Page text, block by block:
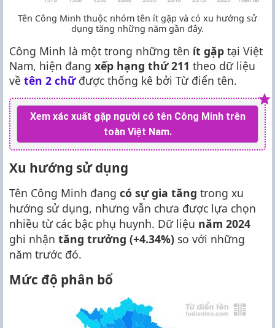
Tên Công Minh thuộc nhóm tên ít gặp và có xu hướng sử
dụng tăng những năm gần đây.
Công Minh là một trong những tên ít gặp tại Việt
Nam, hiện đang xếp hạng thứ 211 theo dữ liệu
về tên 2 chữđược thống kê bởi Từ điển tên.
Xem xác xuất gặp người có tên Công Minh trên
toàn Việt Nam.
Xu hướng sử dụng
Tên Công Minh đang có sự gia tăng trong xu
hướng sử dụng, nhưng vẫn chưa được lựa chọn
nhiều từ các bậc phụ huynh. Dữ liệu năm 2024
ghi nhận tăng trưởng (+4.34%) so với những
năm trước đó.
Mức độ phân bổ